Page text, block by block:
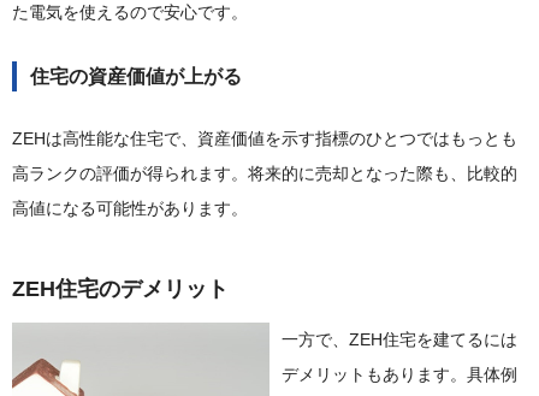
た電気を使えるので安心です。
住宅の資産価値が上がる
ZEHは高性能な住宅で、資産価値を示す指標のひとつではもっとも
高ランクの評価が得られます。将来的に売却となった際も、比較的
高値になる可能性があります。
ZEH住宅のデメリット
一方で、ZEH住宅を建てるには
デメリットもあります。具体例